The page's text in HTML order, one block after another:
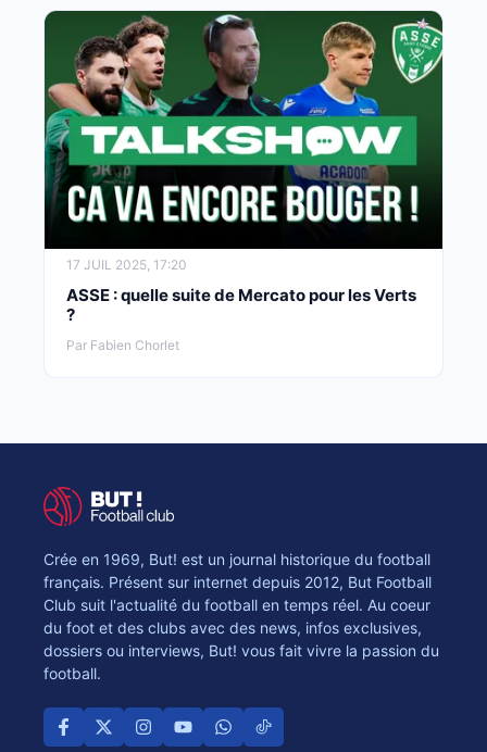
17 JUIL 2025, 17:20
ASSE : quelle suite de Mercato pour les Verts
?
Par Fabien Chorlet
Crée en 1969, But! est un journal historique du football
français. Présent sur internet depuis 2012, But Football
Club suit l'actualité du football en temps réel. Au coeur
du foot et des clubs avec des news, infos exclusives,
dossiers ou interviews, But! vous fait vivre la passion du
football.